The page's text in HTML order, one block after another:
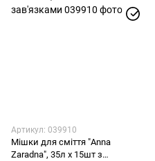
Артикул: 039910
Мішки для сміття "Anna
Zaradna", 35л х 15шт з